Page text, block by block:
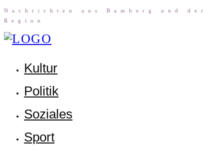
Nach­rich­ten aus Bam­berg und der
Region
Kul­tur
Poli­tik
Sozia­les
Sport